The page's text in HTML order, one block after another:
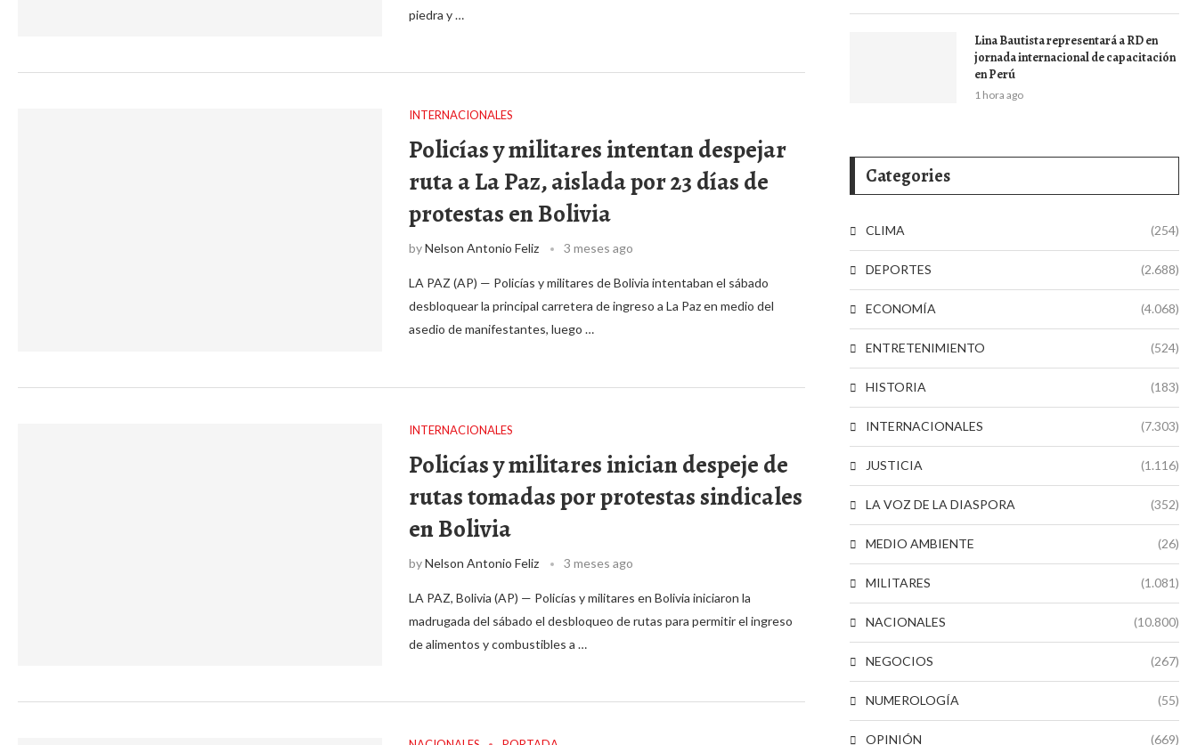
piedra y …
INTERNACIONALES
Policías y militares intentan despejar
ruta a La Paz, aislada por 23 días de
protestas en Bolivia
byNelson Antonio Feliz 3 meses ago
LA PAZ (AP) — Policías y militares de Bolivia intentaban el sábado
desbloquear la principal carretera de ingreso a La Paz en medio del
asedio de manifestantes, luego …
INTERNACIONALES
Policías y militares inician despeje de
rutas tomadas por protestas sindicales
en Bolivia
byNelson Antonio Feliz 3 meses ago
LA PAZ, Bolivia (AP) — Policías y militares en Bolivia iniciaron la
madrugada del sábado el desbloqueo de rutas para permitir el ingreso
de alimentos y combustibles a …
Lina Bautista representará a RD en
jornada internacional de capacitación
en Perú
1 hora ago
Categories
CLIMA (254)
DEPORTES (2.688)
ECONOMÍA (4.068)
ENTRETENIMIENTO (524)
HISTORIA (183)
INTERNACIONALES (7.303)
JUSTICIA (1.116)
LA VOZ DE LA DIASPORA (352)
MEDIO AMBIENTE (26)
MILITARES (1.081)
NACIONALES (10.800)
NEGOCIOS (267)
NUMEROLOGÍA (55)
OPINIÓN (669)